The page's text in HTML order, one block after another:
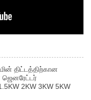
திட்டத்திற்கான
ஜெனரேட்டர்
2KW 3KW 5KW